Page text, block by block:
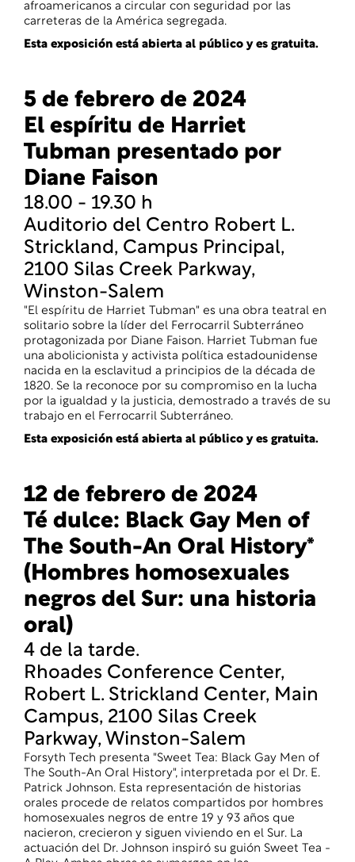
afroamericanos a circular con seguridad por las
carreteras de la América segregada.
Esta exposición está abierta al público y es gratuita.
5 de febrero de 2024
El espíritu de Harriet
Tubman presentado por
Diane Faison
18.00 - 19.30 h
Auditorio del Centro Robert L.
Strickland, Campus Principal,
2100 Silas Creek Parkway,
Winston-Salem
"El espíritu de Harriet Tubman" es una obra teatral en
solitario sobre la líder del Ferrocarril Subterráneo
protagonizada por Diane Faison. Harriet Tubman fue
una abolicionista y activista política estadounidense
nacida en la esclavitud a principios de la década de
1820. Se la reconoce por su compromiso en la lucha
por la igualdad y la justicia, demostrado a través de su
trabajo en el Ferrocarril Subterráneo.
Esta exposición está abierta al público y es gratuita.
12 de febrero de 2024
Té dulce: Black Gay Men of
The South-An Oral History*
(Hombres homosexuales
negros del Sur: una historia
oral)
4 de la tarde.
Rhoades Conference Center,
Robert L. Strickland Center, Main
Campus, 2100 Silas Creek
Parkway, Winston-Salem
Forsyth Tech presenta "Sweet Tea: Black Gay Men of
The South-An Oral History", interpretada por el Dr. E.
Patrick Johnson. Esta representación de historias
orales procede de relatos compartidos por hombres
homosexuales negros de entre 19 y 93 años que
nacieron, crecieron y siguen viviendo en el Sur. La
actuación del Dr. Johnson inspiró su guión Sweet Tea -